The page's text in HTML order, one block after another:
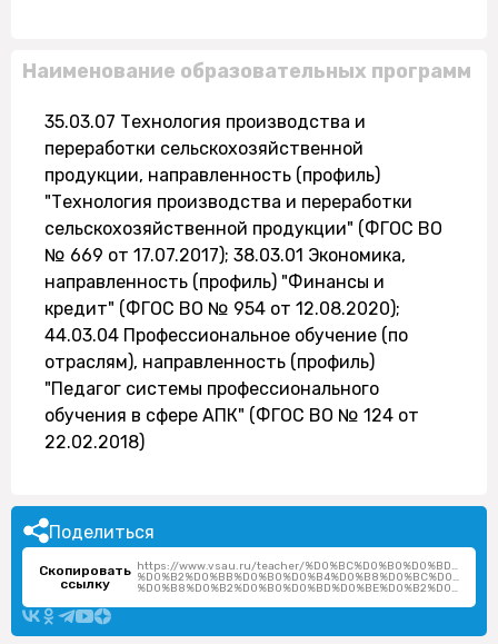
Наименование образовательных программ
35.03.07 Технология производства и
переработки сельскохозяйственной
продукции, направленность (профиль)
"Технология производства и переработки
сельскохозяйственной продукции" (ФГОС ВО
№ 669 от 17.07.2017); 38.03.01 Экономика,
направленность (профиль) "Финансы и
кредит" (ФГОС ВО № 954 от 12.08.2020);
44.03.04 Профессиональное обучение (по
отраслям), направленность (профиль)
"Педагог системы профессионального
обучения в сфере АПК" (ФГОС ВО № 124 от
22.02.2018)
Поделиться
Скопировать
ссылку
https://www.vsau.ru/teacher/
%D0%B8%D0%B2%D0%B0%D0%BD%D0%BE%D0%B2%D0%B8%D1%87/